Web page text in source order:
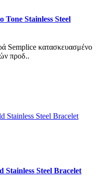
Stainless Steel
Semplice κατασκευασμένο
προδ..
Stainless Steel Bracelet